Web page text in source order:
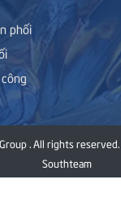
phối
. All rights reserved.
Southteam